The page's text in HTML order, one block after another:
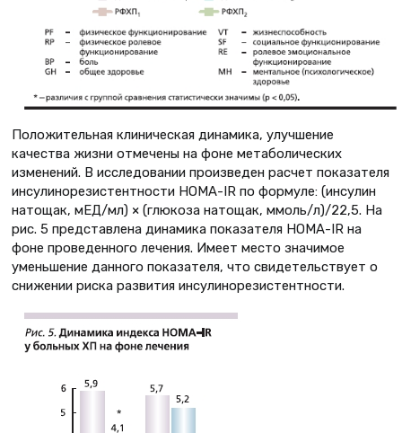
Положительная клиническая динамика, улучшение
качества жизни отмечены на фоне метаболических
изменений. В исследовании произведен расчет показателя
инсулинорезистентности HOMA-IR по формуле: (инсулин
натощак, мЕД/мл) × (глюкоза натощак, ммоль/л)/22,5. На
рис. 5 представлена динамика показателя HOMA-IR на
фоне проведенного лечения. Имеет место значимое
уменьшение данного показателя, что свидетельствует о
снижении риска развития инсулинорезистентности.